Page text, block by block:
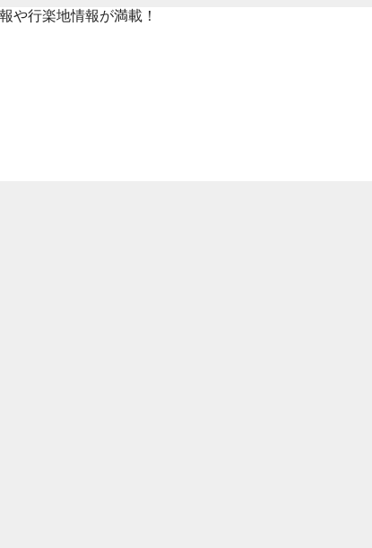
や行楽地情報が満載！